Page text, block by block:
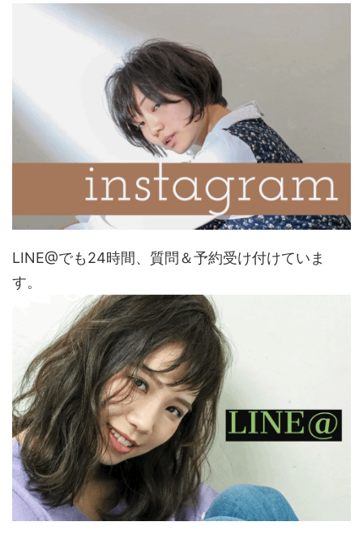
LINE@でも24時間、質問＆予約受け付けていま
す。